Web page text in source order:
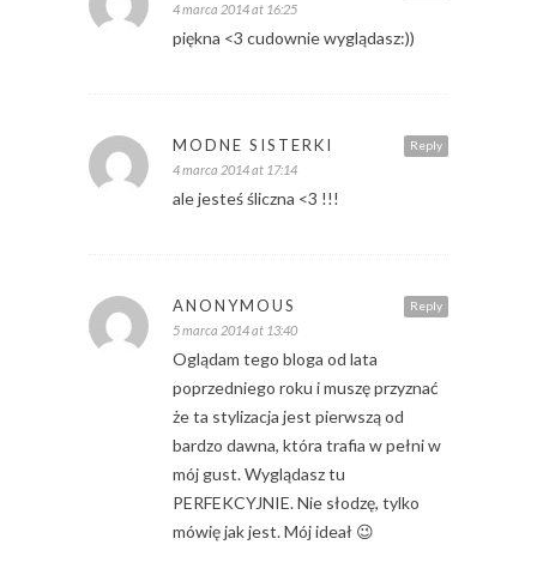
4 marca 2014 at 16:25
piękna <3 cudownie wyglądasz:))
Reply
MODNE SISTERKI
4 marca 2014 at 17:14
ale jesteś śliczna <3 !!!
Reply
ANONYMOUS
5 marca 2014 at 13:40
Oglądam tego bloga od lata
poprzedniego roku i muszę przyznać
że ta stylizacja jest pierwszą od
bardzo dawna, która trafia w pełni w
mój gust. Wyglądasz tu
PERFEKCYJNIE. Nie słodzę, tylko
mówię jak jest. Mój ideał 😉